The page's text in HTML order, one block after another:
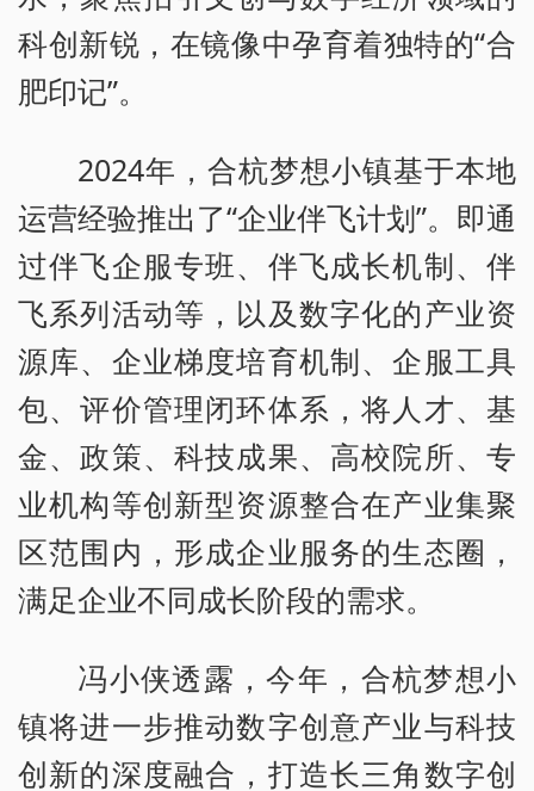
科创新锐，在镜像中孕育着独特的“合
肥印记”。
2024年，合杭梦想小镇基于本地
运营经验推出了“企业伴飞计划”。即通
过伴飞企服专班、伴飞成长机制、伴
飞系列活动等，以及数字化的产业资
源库、企业梯度培育机制、企服工具
包、评价管理闭环体系，将人才、基
金、政策、科技成果、高校院所、专
业机构等创新型资源整合在产业集聚
区范围内，形成企业服务的生态圈，
满足企业不同成长阶段的需求。
冯小侠透露，今年，合杭梦想小
镇将进一步推动数字创意产业与科技
创新的深度融合，打造长三角数字创